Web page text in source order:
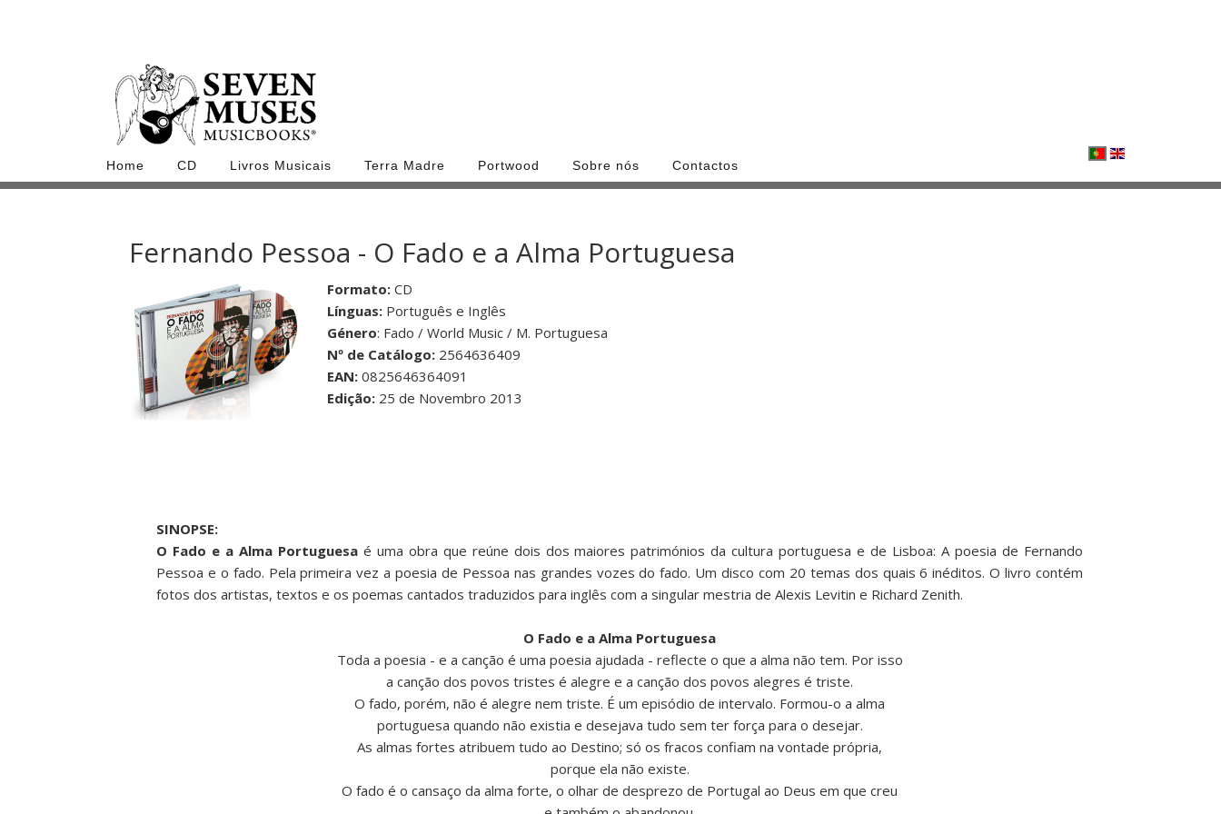
Home CD Livros Musicais Terra Madre Portwood Sobre nós Contactos
Fernando Pessoa - O Fado e a Alma Portuguesa
Formato: CD
Línguas: Português e Inglês
Género: Fado / World Music / M. Portuguesa
Nº de Catálogo: 2564636409
EAN: 0825646364091
Edição: 25 de Novembro 2013
SINOPSE:
O Fado e a Alma Portuguesaé uma obra que reúne dois dos maiores patrimónios da cultura portuguesa e de Lisboa: A poesia de Fernando
Pessoa e o fado. Pela primeira vez a poesia de Pessoa nas grandes vozes do fado. Um disco com 20 temas dos quais 6 inéditos. O livro contém
fotos dos artistas, textos e os poemas cantados traduzidos para inglês com a singular mestria de Alexis Levitin e Richard Zenith.
O Fado e a Alma Portuguesa
Toda a poesia - e a canção é uma poesia ajudada - reflecte o que a alma não tem. Por isso
a canção dos povos tristes é alegre e a canção dos povos alegres é triste.
O fado, porém, não é alegre nem triste. É um episódio de intervalo. Formou-o a alma
portuguesa quando não existia e desejava tudo sem ter força para o desejar.
As almas fortes atribuem tudo ao Destino; só os fracos confiam na vontade própria,
porque ela não existe.
O fado é o cansaço da alma forte, o olhar de desprezo de Portugal ao Deus em que creu